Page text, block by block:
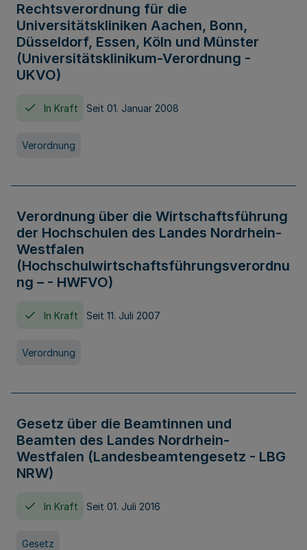
Rechtsverordnung für die
Universitätskliniken Aachen, Bonn,
Düsseldorf, Essen, Köln und Münster
(Universitätsklinikum-Verordnung -
UKVO)
In Kraft Seit 01. Januar 2008
Verordnung
Verordnung über die Wirtschaftsführung
der Hochschulen des Landes Nordrhein-
Westfalen
(Hochschulwirtschaftsführungsverordnu
ng – - HWFVO)
In Kraft Seit 11. Juli 2007
Verordnung
Gesetz über die Beamtinnen und
Beamten des Landes Nordrhein-
Westfalen (Landesbeamtengesetz - LBG
NRW)
In Kraft Seit 01. Juli 2016
Gesetz